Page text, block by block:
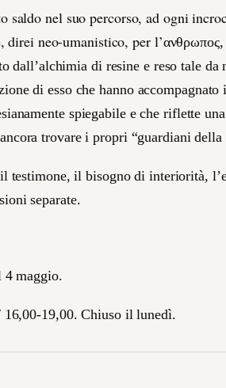
saldo nel suo percorso, ad ogni
direi neo-umanistico, per l’
di resine e reso tale da
di esso che hanno
spiegabile e che riflette
trovare i propri “guardiani della
testimone, il bisogno di interiorità,
separate.
4 maggio.
19,00. Chiuso il lunedì.